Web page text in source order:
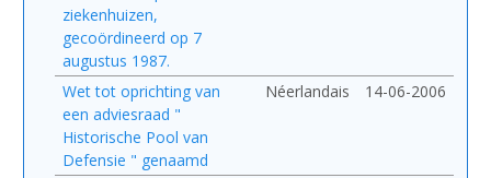
ziekenhuizen,
gecoördineerd op 7
augustus 1987.
Wet tot oprichting van
een adviesraad "
Historische Pool van
Defensie " genaamd
Néerlandais 14-06-2006